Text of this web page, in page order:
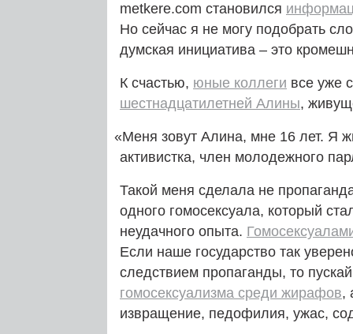
metkere.com становился
Но сейчас я не могу подобрать
думская инициатива – это
К счастью, юные коллеги все уже
шестнадцатилетней Алины,
«Меня зовут Алина, мне 16 лет. Я
активистка, член молодежного
Такой меня сделала не
одного гомосексуала, который
неудачного опыта.
Если наше государство так
следствием пропаганды, то
гомосексуализма среди жирафов,
извращение, педофилия, ужас,